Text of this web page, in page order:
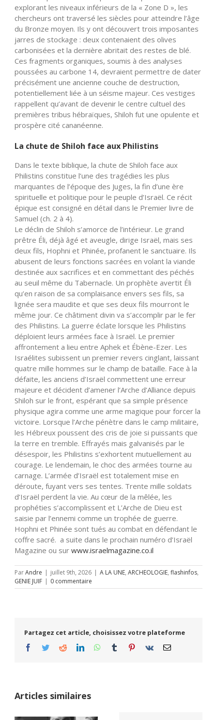
explorant les niveaux inférieurs de la « Zone D », les
chercheurs ont traversé les siècles pour atteindre l’âge
du Bronze moyen. Ils y ont découvert trois imposantes
jarres de stockage : deux contenaient des olives
carbonisées et la dernière abritait des restes de blé.
Ces fragments organiques, soumis à des analyses
poussées au carbone 14, devraient permettre de dater
précisément une ancienne couche de destruction,
potentiellement liée à un séisme majeur. Ces vestiges
rappellent qu’avant de devenir le centre cultuel des
premières tribus hébraïques, Shiloh fut une opulente et
prospère cité cananéenne.
La chute de Shiloh face aux Philistins
Dans le texte biblique, la chute de Shiloh face aux
Philistins constitue l’une des tragédies les plus
marquantes de l’époque des Juges, la fin d’une ère
spirituelle et politique pour le peuple d’Israël. Ce récit
épique est consigné en détail dans le Premier livre de
Samuel (ch. 2 à 4).
Le déclin de Shiloh s’amorce de l’intérieur. Le grand
prêtre Éli, déjà âgé et aveugle, dirige Israël, mais ses
deux fils, Hophni et Phinée, profanent le sanctuaire. Ils
abusent de leurs fonctions sacrées en volant la viande
destinée aux sacrifices et en commettant des péchés
au seuil même du Tabernacle. Un prophète avertit Éli
qu’en raison de sa complaisance envers ses fils, sa
lignée sera maudite et que ses deux fils mourront le
même jour. Ce châtiment divin va s’accomplir par le fer
des Philistins. La guerre éclate lorsque les Philistins
déploient leurs armées face à Israël. Le premier
affrontement a lieu entre Aphek et Ébène-Ezer. Les
Israélites subissent un premier revers cinglant, laissant
quatre mille hommes sur le champ de bataille. Face à la
défaite, les anciens d’Israël commettent une erreur
majeure et décident d’amener l’Arche d’Alliance depuis
Shiloh sur le front, espérant que sa simple présence
physique agira comme une arme magique pour forcer la
victoire. Lorsque l’Arche pénètre dans le camp militaire,
les Hébreux poussent des cris de joie si puissants que
la terre en tremble. Effrayés mais galvanisés par le
désespoir, les Philistins s’exhortent mutuellement au
courage. Le lendemain, le choc des armées tourne au
carnage. L’armée d’Israël est totalement mise en
déroute, fuyant vers ses tentes. Trente mille soldats
d’Israël perdent la vie. Au cœur de la mêlée, les
prophéties s’accomplissent et L’Arche de Dieu est
saisie par l’ennemi comme un trophée de guerre.
Hophni et Phinée sont tués au combat en défendant le
coffre sacré. a suite dans le prochain numéro d’Israël
Magazine ou sur www.israelmagazine.co.il
ParAndre | juillet 9th, 2026 | A LA UNE, ARCHEOLOGIE, flashinfos,
GENIE JUIF | 0 commentaire
Partagez cet article, choisissez votre plateforme
Facebook
TwitterRedditLinkedInWhatsApp
Tumblr Pinterest
Vk Email
Articles similaires